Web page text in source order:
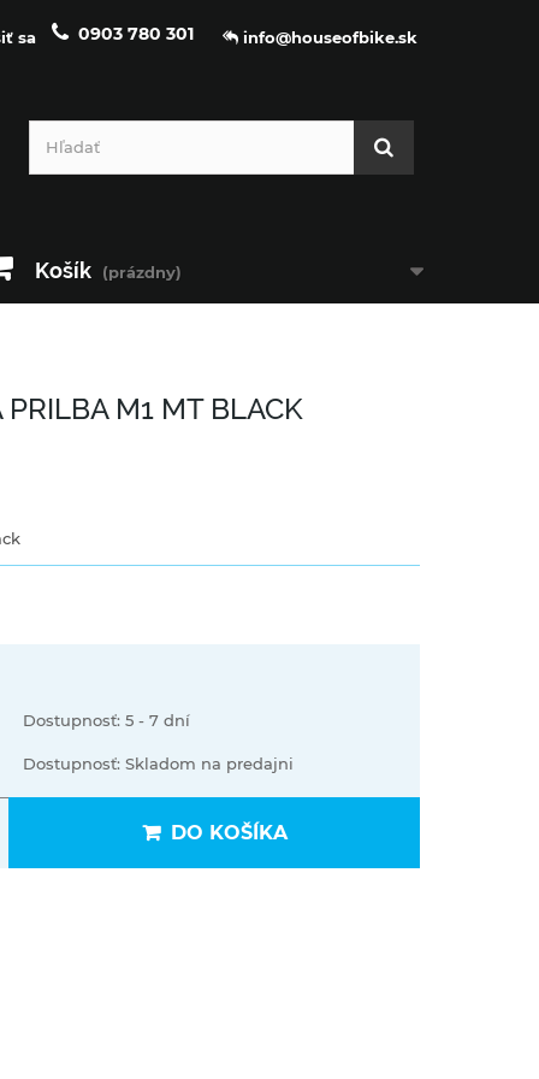
info@houseofbike.sk
0903 780 301
sa
Košík (prázdny)
M1 MT BLACK
Dostupnosť: 5 - 7 dní
Dostupnosť: Skladom na predajni
DO KOŠÍKA